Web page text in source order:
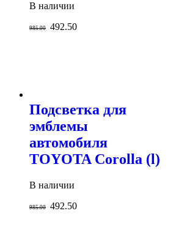
В наличии
985.00 492.50
Подсветка для
эмблемы
автомобиля
TOYOTA Corolla (l)
В наличии
985.00 492.50